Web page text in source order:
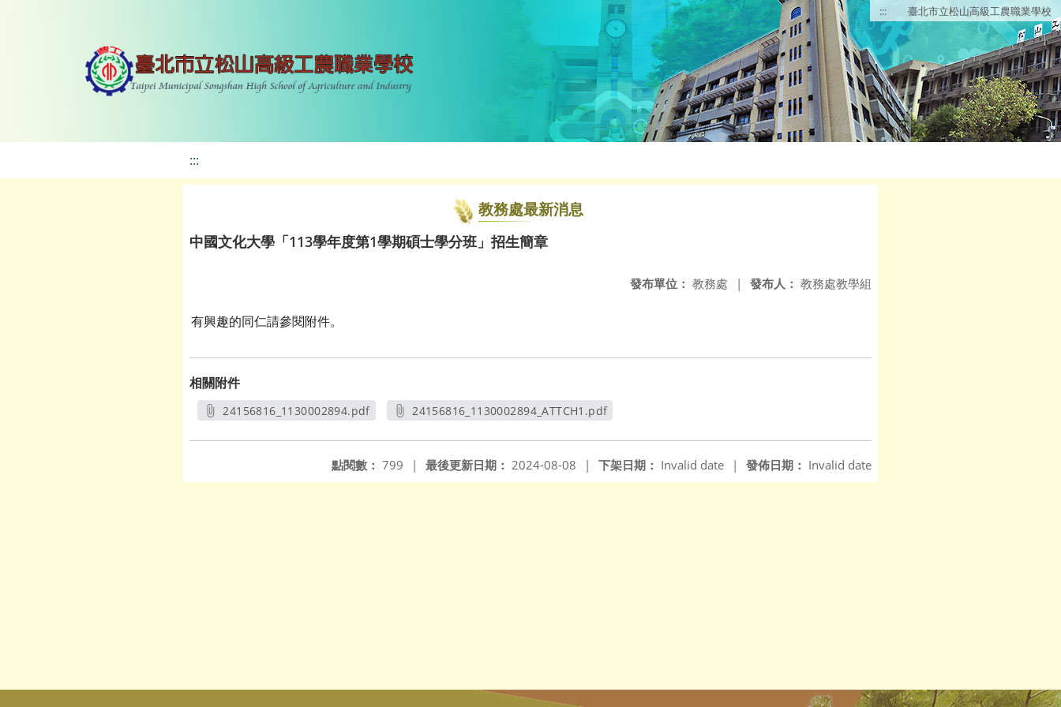
::: 臺北市立松山高級工農職業學校
:::
教務處最新消息
中國文化大學「113學年度第1學期碩士學分班」招生簡章
發布人： 教務處教學組
發布單位： 教務處 |
有興趣的同仁請參閱附件。
相關附件
24156816_1130002894.pdf
24156816_1130002894_ATTCH1.pdf
發佈日期： Invalid date
下架日期： Invalid date |
最後更新日期： 2024-08-08 |
點閱數： 799 |